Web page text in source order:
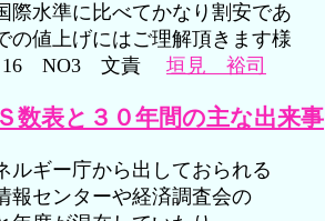
際水準に比べてかなり割安であ
の値上げにはご理解頂きます様
／16 NO3 文責 垣見 裕司
数表と３０年間の主な出来事
ギー庁から出しておられる
報センターや経済調査会の